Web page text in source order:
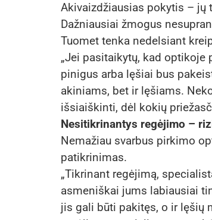
Akivaizdžiausias pokytis – jų
Dažniausiai žmogus
Tuomet tenka nedelsiant
„Jei pasitaikytų, kad
pinigus arba lęšiai bus
akiniams, bet ir lęšiams.
išsiaiškinti, dėl kokių
Nesitikrinantys regėjimo –
Nemažiau svarbus pirkimo
patikrinimas.
„Tikrinant regėjimą,
asmeniškai jums labiausiai
jis gali būti pakitęs, o ir lęšių